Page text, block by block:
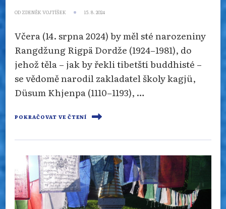
OD ZDENĚK VOJTÍŠEK 15. 8. 2024
Včera (14. srpna 2024) by měl sté narozeniny
Rangdžung Rigpä Dordže (1924–1981), do
jehož těla – jak by řekli tibetští buddhisté –
se vědomě narodil zakladatel školy kagjü,
Düsum Khjenpa (1110–1193), …
POKRAČOVAT VE ČTENÍ